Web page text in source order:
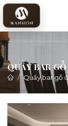
QUẦY BAR
Quầy bar gỗ